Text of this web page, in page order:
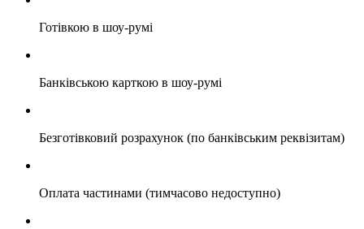
Готівкою в шоу-румі
Банківською карткою в шоу-румі
Безготівковий розрахунок (по банківським реквізитам)
Оплата частинами (тимчасово недоступно)